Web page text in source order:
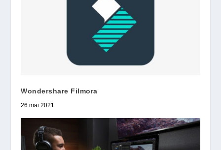
Wondershare Filmora
26 mai 2021